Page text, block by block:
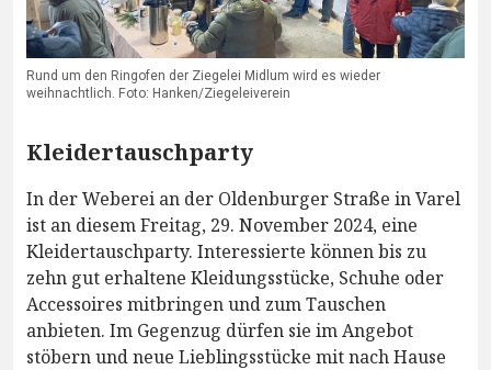
Rund um den Ringofen der Ziegelei Midlum wird es wieder
weihnachtlich. Foto: Hanken/Ziegeleiverein
Kleidertauschparty
In der Weberei an der Oldenburger Straße in Varel
ist an diesem Freitag, 29. November 2024, eine
Kleidertauschparty. Interessierte können bis zu
zehn gut erhaltene Kleidungsstücke, Schuhe oder
Accessoires mitbringen und zum Tauschen
anbieten. Im Gegenzug dürfen sie im Angebot
stöbern und neue Lieblingsstücke mit nach Hause